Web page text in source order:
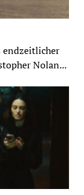
endzeitlicher
Nolan...